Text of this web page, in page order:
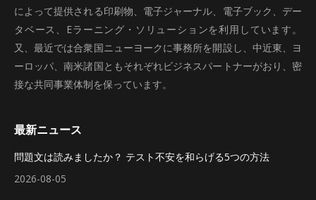
によって提供される印刷物、電子ジャーナル、電子ブック、デー
タベース、Eラーニング・ソリューションを利用しています。
又、最近では合衆国ニューヨークに事務所を開設し、中近東、ヨ
ーロッパ、南米諸国ともそれぞれビジネスパートナーがおり、密
接な共同事業体制を保っています。
最新ニュース
問題文は読みましたか？ テスト不安を和らげる5つの方法
2026-08-05